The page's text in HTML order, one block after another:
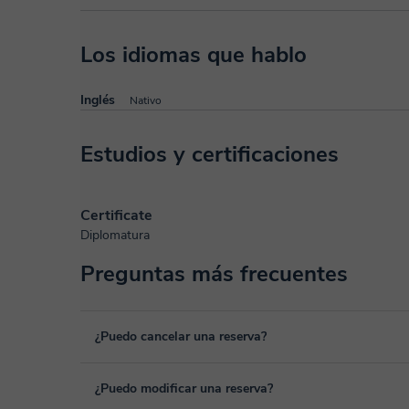
Los idiomas que hablo
Inglés Nativo
Estudios y certificaciones
Certificate
Diplomatura
Preguntas más frecuentes
¿Puedo cancelar una reserva?
Sí, puedes cancelar una reserva hasta un máximo de 8
¿Puedo modificar una reserva?